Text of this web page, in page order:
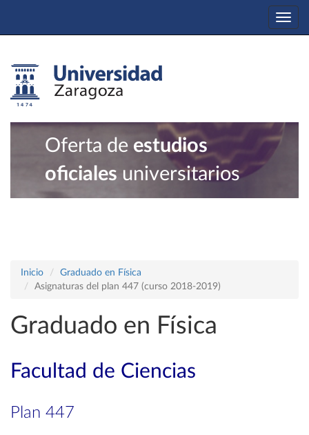
Oferta de estudios
oficiales universitarios
Inicio
Graduado en Física
Asignaturas del plan 447 (curso 2018-2019)
Graduado en Física
Facultad de Ciencias
Plan 447